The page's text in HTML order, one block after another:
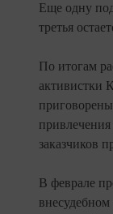
Еще одну
третья
По итогам
активистки
заказчиков
В феврале